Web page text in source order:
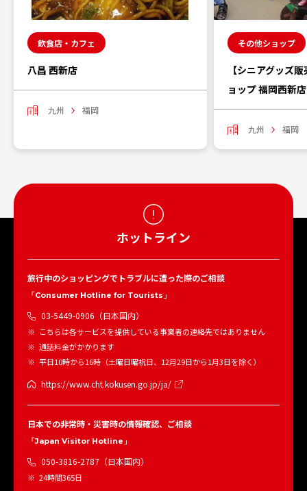
飲食店・カフェ
八昌 西新店
九州 福岡
その他ショップ
【シニアグッズ
ョップ 福岡西新店
九州 福岡
ホットライン
旅行中のショッピングでトラブルに遭った際のご相談
「Consumer Hotline for Tourists」
03-5449-0906（日本国内）
こちらは各サービスを提供している事業者の連絡先ではありません
通話料金がかかります
平日10時から16時（土曜日曜祝日、12月29日から1月3日を除く）
https://www.cht.kokusen.go.jp/ja/
日本での非常時・災害時の情報確認、ご相談
「Japan Visitor Hotline」
050-3816-2787（日本国内）
24時間365日